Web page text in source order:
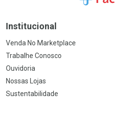
Institucional
Venda No Marketplace
Trabalhe Conosco
Ouvidoria
Nossas Lojas
Sustentabilidade